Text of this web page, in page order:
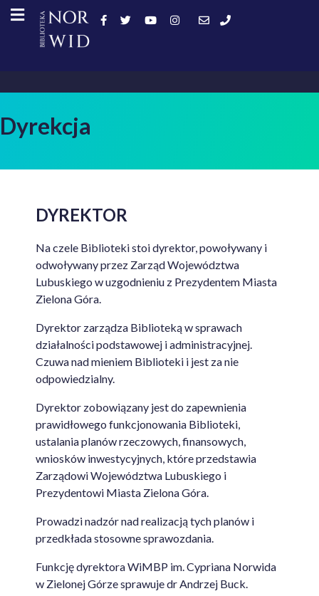
Dyrekcja
DYREKTOR
Na czele Biblioteki stoi dyrektor, powoływany i
odwoływany przez Zarząd Województwa
Lubuskiego w uzgodnieniu z Prezydentem Miasta
Zielona Góra.
Dyrektor zarządza Biblioteką w sprawach
działalności podstawowej i administracyjnej.
Czuwa nad mieniem Biblioteki i jest za nie
odpowiedzialny.
Dyrektor zobowiązany jest do zapewnienia
prawidłowego funkcjonowania Biblioteki,
ustalania planów rzeczowych, finansowych,
wniosków inwestycyjnych, które przedstawia
Zarządowi Województwa Lubuskiego i
Prezydentowi Miasta Zielona Góra.
Prowadzi nadzór nad realizacją tych planów i
przedkłada stosowne sprawozdania.
Funkcję dyrektora WiMBP im. Cypriana Norwida
w Zielonej Górze sprawuje dr Andrzej Buck.